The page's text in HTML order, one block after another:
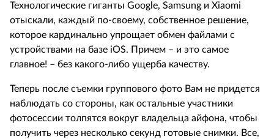
Технологические гиганты Google, Samsung и Xiaomi
отыскали, каждый по-своему, собственное решение,
которое кардинально упрощает обмен файлами с
устройствами на базе iOS. Причем – и это самое
главное! – без какого-либо ущерба качеству.
Теперь после съемки группового фото Вам не придется
наблюдать со стороны, как остальные участники
фотосессии толпятся вокруг владельца айфона, чтобы
получить через несколько секунд готовые снимки. Все,